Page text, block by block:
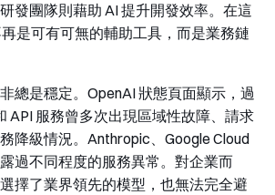
發團隊則藉助 AI 提升開發效率。在這
是可有可無的輔助工具，而是業務鏈
總是穩定。OpenAI 狀態頁面顯示，過
API 服務曾多次出現區域性故障、請求
降級情況。Anthropic、Google Cloud
過不同程度的服務異常。對企業而
擇了業界領先的模型，也無法完全避